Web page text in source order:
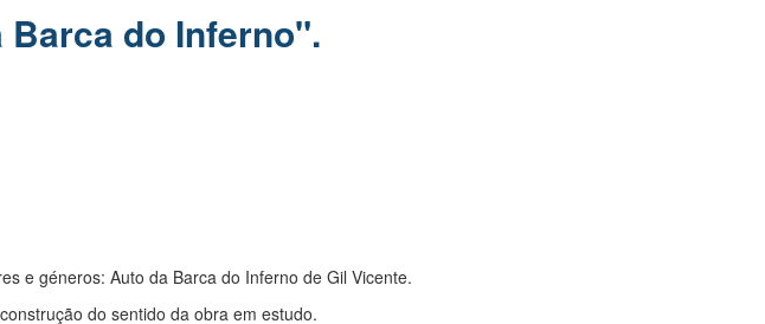
Barca do Inferno".
e géneros: Auto da Barca do Inferno de Gil Vicente.
do sentido da obra em estudo.